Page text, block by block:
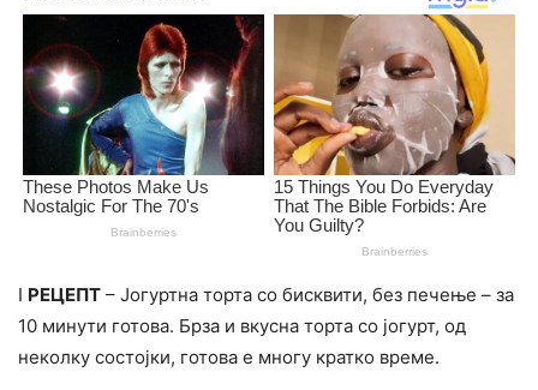
I РЕЦЕПТ – Јогуртна торта со бисквити, без печење – за
10 минути готова. Брза и вкусна торта со јогурт, од
неколку состојки, готова е многу кратко време.